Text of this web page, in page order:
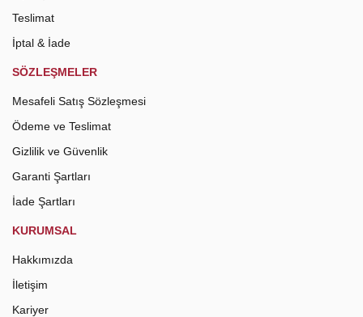
Teslimat
İptal & İade
SÖZLEŞMELER
Mesafeli Satış Sözleşmesi
Ödeme ve Teslimat
Gizlilik ve Güvenlik
Garanti Şartları
İade Şartları
KURUMSAL
Hakkımızda
İletişim
Kariyer